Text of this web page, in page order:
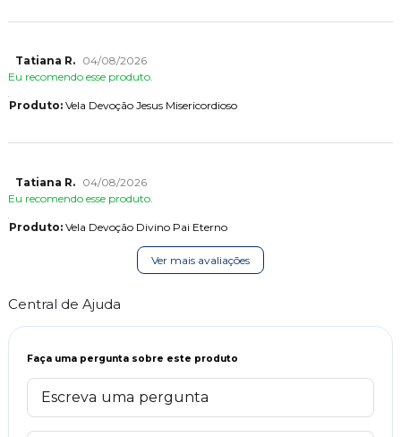
Tatiana R.
04/08/2026
Eu recomendo esse produto.
Produto:Vela Devoção Jesus Misericordioso
Tatiana R.
04/08/2026
Eu recomendo esse produto.
Produto:Vela Devoção Divino Pai Eterno
Ver mais avaliações
Central de Ajuda
Faça uma pergunta sobre este produto